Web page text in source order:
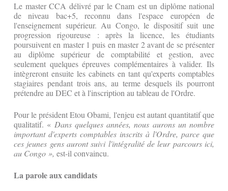
Le master CCA délivré par le Cnam est un diplôme national
de niveau bac+5, reconnu dans l'espace européen de
l'enseignement supérieur. Au Congo, le dispositif suit une
progression rigoureuse : après la licence, les étudiants
poursuivent en master 1 puis en master 2 avant de se présenter
au diplôme supérieur de comptabilité et gestion, avec
seulement quelques épreuves complémentaires à valider. Ils
intègreront ensuite les cabinets en tant qu'experts comptables
stagiaires pendant trois ans, au terme desquels ils pourront
prétendre au DEC et à l'inscription au tableau de l'Ordre.
Pour le président Etou Obami, l'enjeu est autant quantitatif que
qualitatif. « Dans quelques années, nous aurons un nombre
important d'experts comptables inscrits à l'Ordre, parce que
ces jeunes gens auront suivi l'intégralité de leur parcours ici,
au Congo », est-il convaincu.
La parole aux candidats